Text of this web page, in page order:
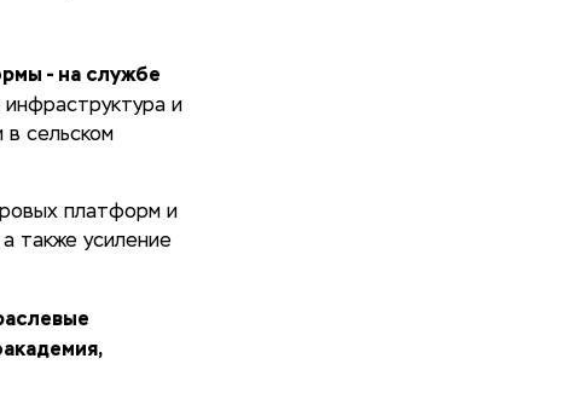
- на службе
и
в сельском
платформ и
также усиление